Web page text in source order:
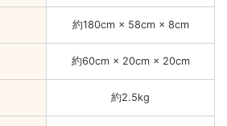
約180cm × 58cm × 8cm
約60cm × 20cm × 20cm
約2.5kg